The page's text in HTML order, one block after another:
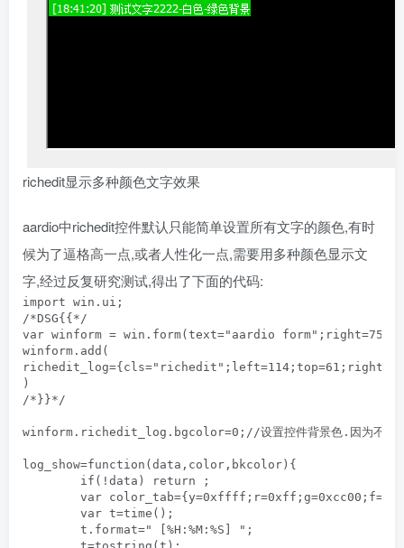
richedit显示多种颜色文字效果
aardio中richedit控件默认只能简单设置所有文字的颜色,有时
候为了逼格高一点,或者人性化一点,需要用多种颜色显示文
字,经过反复研究测试,得出了下面的代码:
import win.ui;
/*DSG{{*/
var winform = win.form(text="aardio
winform.add(
)
/*}}*/
winform.richedit_log.bgcolor=0;//设置控件背景色.因为不知道为
log_show=function(data,color,bkcolor){